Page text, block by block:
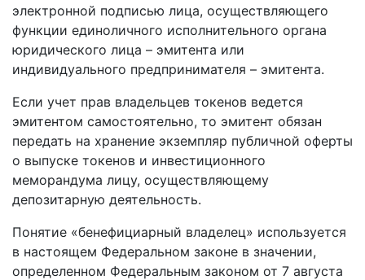
электронной подписью лица, осуществляющего
функции единоличного исполнительного органа
юридического лица – эмитента или
индивидуального предпринимателя – эмитента.
Если учет прав владельцев токенов ведется
эмитентом самостоятельно, то эмитент обязан
передать на хранение экземпляр публичной оферты
о выпуске токенов и инвестиционного
меморандума лицу, осуществляющему
депозитарную деятельность.
Понятие «бенефициарный владелец» используется
в настоящем Федеральном законе в значении,
определенном Федеральным законом от 7 августа